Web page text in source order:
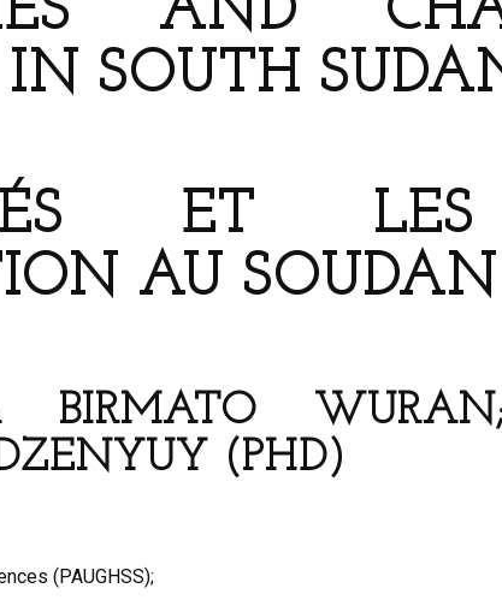
AND
SOUTH
ET
AU
BIRMATO
(PHD)
(PAUGHSS);